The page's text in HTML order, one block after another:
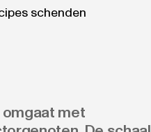
schenden
met